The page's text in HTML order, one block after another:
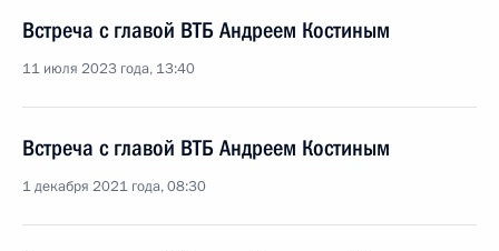
Встреча с главой ВТБ Андреем Костиным
11 июля 2023 года, 13:40
Встреча с главой ВТБ Андреем Костиным
1 декабря 2021 года, 08:30